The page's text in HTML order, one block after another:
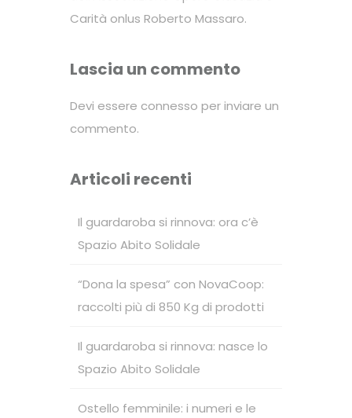
Carità onlus Roberto Massaro.
Lascia un commento
Devi essere connesso per inviare un
commento.
Articoli recenti
Il guardaroba si rinnova: ora c’è
Spazio Abito Solidale
“Dona la spesa” con NovaCoop:
raccolti più di 850 Kg di prodotti
Il guardaroba si rinnova: nasce lo
Spazio Abito Solidale
Ostello femminile: i numeri e le